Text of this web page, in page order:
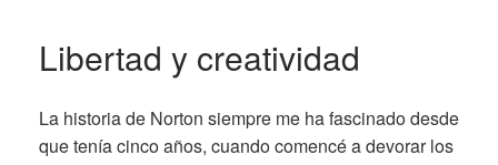
Libertad y creatividad
La historia de Norton siempre me ha fascinado desde
que tenía cinco años, cuando comencé a devorar los